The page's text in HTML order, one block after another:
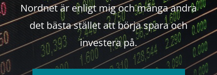
Nordnet är enligt mig och många andra
det bästa stället att börja spara och
investera på.